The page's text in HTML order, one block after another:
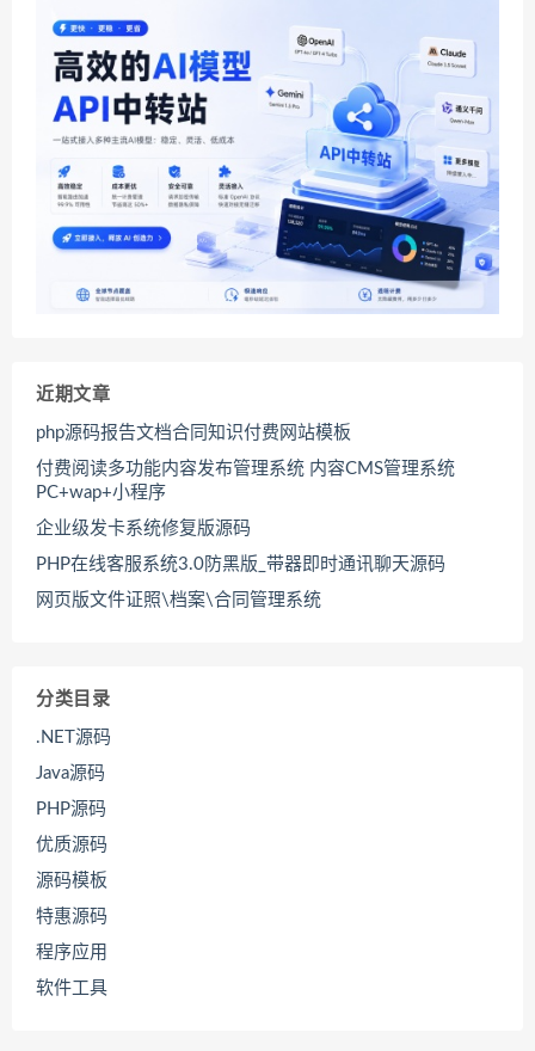
近期文章
php源码报告文档合同知识付费网站模板
付费阅读多功能内容发布管理系统 内容CMS管理系统
PC+wap+小程序
企业级发卡系统修复版源码
PHP在线客服系统3.0防黑版_带器即时通讯聊天源码
网页版文件证照\档案\合同管理系统
分类目录
.NET源码
Java源码
PHP源码
优质源码
源码模板
特惠源码
程序应用
软件工具